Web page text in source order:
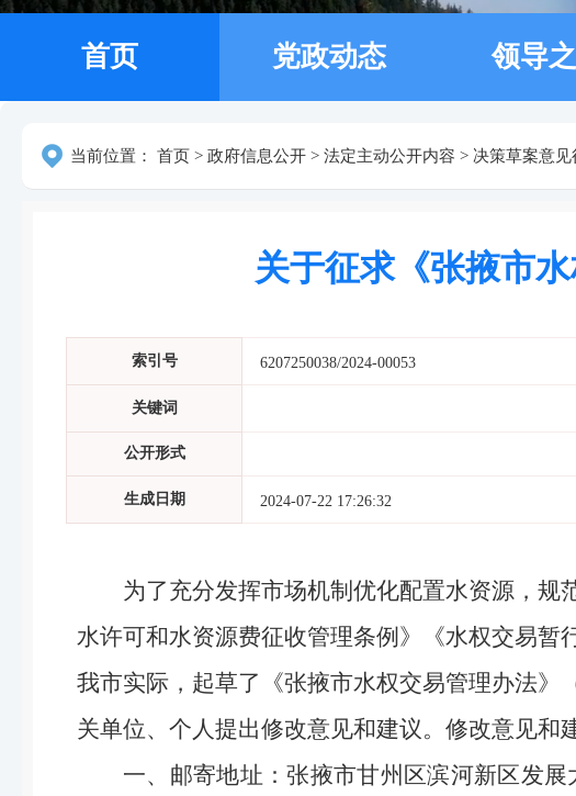
首页 党政动态 领导
当前位置： 首页 > 政府信息公开 > 法定主动公开内容 > 决策草案意
关于征求《张掖市
索引号 6207250038/2024-00053
关键词
公开形式
生成日期 2024-07-22 17:26:32
为了充分发挥市场机制优化配置水资源，规
水许可和水资源费征收管理条例》《水权交易
我市实际，起草了《张掖市水权交易管理办法》
关单位、个人提出修改意见和建议。修改意见和
一、邮寄地址：张掖市甘州区滨河新区发